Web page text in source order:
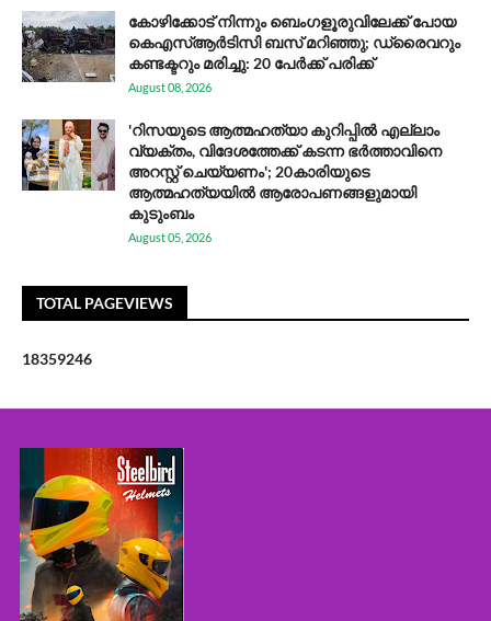
കോഴിക്കോട് നിന്നും ബെംഗളൂരുവിലേക്ക് പോയ
കെഎസ്ആര്‍ടിസി ബസ് മറിഞ്ഞു; ഡ്രൈവറും
കണ്ടക്ടറും മരിച്ചു: 20 പേര്‍ക്ക് പരിക്ക്
August 08, 2026
'റിസയുടെ ആത്മഹത്യാ കുറിപ്പിൽ എല്ലാം
വ്യക്തം, വിദേശത്തേക്ക് കടന്ന ഭർത്താവിനെ
അറസ്റ്റ് ചെയ്യണം'; 20കാരിയുടെ
ആത്മഹത്യയിൽ ആരോപണങ്ങളുമായി
കുടുംബം
August 05, 2026
TOTAL PAGEVIEWS
18359246